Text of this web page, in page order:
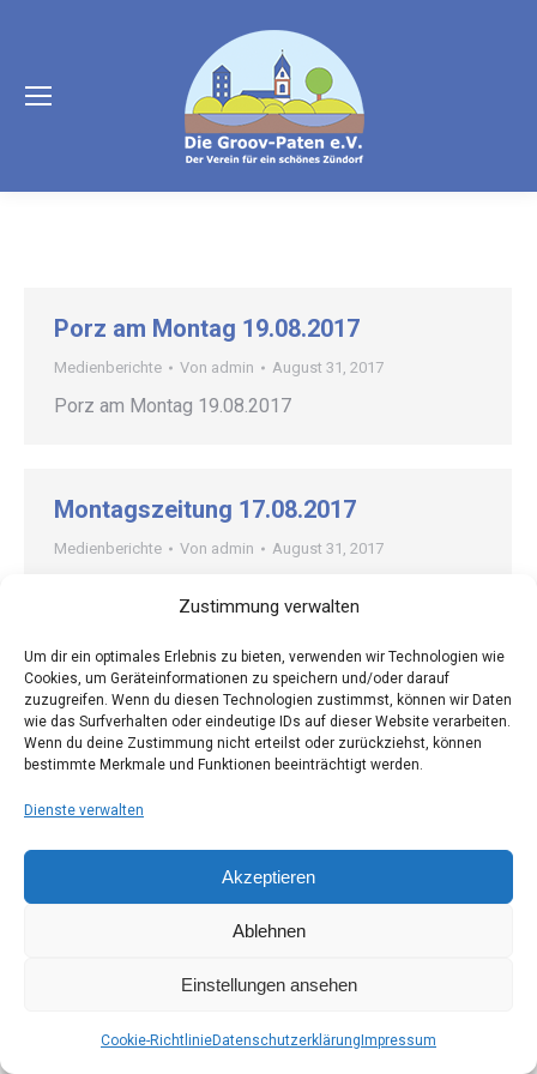
Zustimmung verwalten
Um dir ein optimales Erlebnis zu bieten, verwenden wir Technologien wie
Cookies, um Geräteinformationen zu speichern und/oder darauf
zuzugreifen. Wenn du diesen Technologien zustimmst, können wir Daten
wie das Surfverhalten oder eindeutige IDs auf dieser Website verarbeiten.
Wenn du deine Zustimmung nicht erteilst oder zurückziehst, können
bestimmte Merkmale und Funktionen beeinträchtigt werden.
Dienste verwalten
Akzeptieren
Ablehnen
Einstellungen ansehen
Cookie-RichtlinieDatenschutzerklärung Impressum
Porz am Montag 19.08.2017
Medienberichte Von admin August 31, 2017
Porz am Montag 19.08.2017
Montagszeitung 17.08.2017
Medienberichte Von admin August 31, 2017
Die Groov-Paten e.V. Stand: 23. Februar 2025
Footer